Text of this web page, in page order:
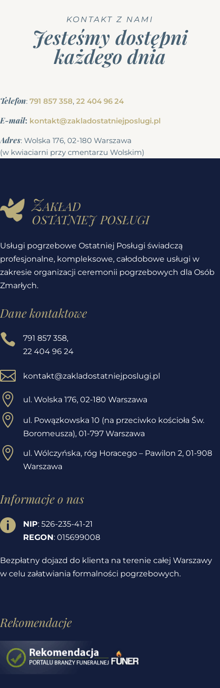
KONTAKT Z NAMI
Jesteśmy dostępni
każdego dnia
Telefon: 791 857 358, 22 404 96 24
E-mail: kontakt@zakladostatniejposlugi.pl
Adres: Wolska 176, 02-180 Warszawa
(w kwiaciarni przy cmentarzu Wolskim)
Zakład
ostatniej posługi
Usługi pogrzebowe Ostatniej Posługi świadczą
profesjonalne, kompleksowe, całodobowe usługi w
zakresie organizacji ceremonii pogrzebowych dla Osób
Zmarłych.
Dane kontaktowe

791 857 358,
22 404 96 24
 kontakt@zakladostatniejposlugi.pl
 ul. Wolska 176, 02-180 Warszawa

ul. Powązkowska 10 (na przeciwko kościoła Św.
Boromeusza), 01-797 Warszawa
 ul. Wólczyńska, róg Horacego – Pawilon 2, 01-908
Warszawa
Informacje o nas

NIP: 526-235-41-21
REGON: 015699008
Bezpłatny dojazd do klienta na terenie całej Warszawy
w celu załatwiania formalności pogrzebowych.
Rekomendacje